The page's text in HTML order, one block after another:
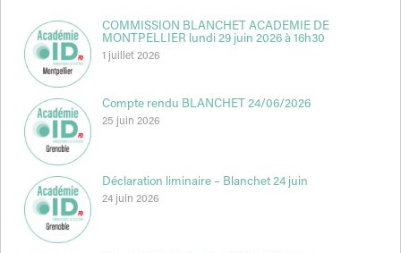
COMMISSION BLANCHET ACADEMIE DE
MONTPELLIER lundi 29 juin 2026 à 16h30
1 juillet 2026
Compte rendu BLANCHET 24/06/2026
25 juin 2026
Déclaration liminaire – Blanchet 24 juin
24 juin 2026